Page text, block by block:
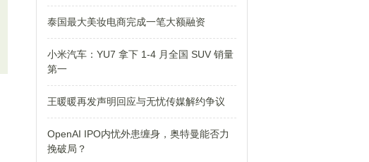
泰国最大美妆电商完成一笔大额融资
小米汽车：YU7 拿下 1-4 月全国 SUV 销量
第一
王暖暖再发声明回应与无忧传媒解约争议
OpenAI IPO内忧外患缠身，奥特曼能否力
挽破局？